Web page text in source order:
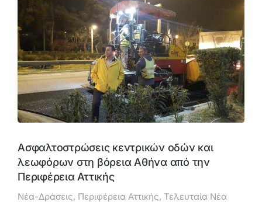
Ασφαλτοστρώσεις κεντρικών οδών και
λεωφόρων στη βόρεια Αθήνα από την
Περιφέρεια Αττικής
Νέα-Δράσεις, Περιφέρεια Αττικής, Τελευταία Νέα